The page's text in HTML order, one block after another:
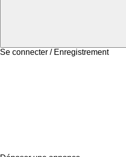
Se connecter / Enregistrement